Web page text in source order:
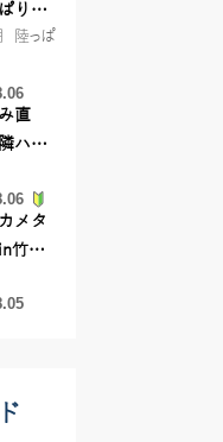
りカ
キャ
陸っぱ
直
ハゼ
査し
た
メタ
竹宝
変！